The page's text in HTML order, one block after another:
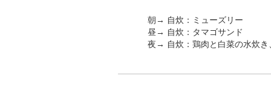
朝→ 自炊：ミューズリー
昼→ 自炊：タマゴサンド
夜→ 自炊：鶏肉と白菜の水炊き